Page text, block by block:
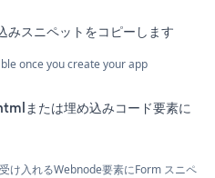
スニペットをコピーします
once you create your app
または埋め込みコード要素に
け入れるWebnode要素にForm スニペ